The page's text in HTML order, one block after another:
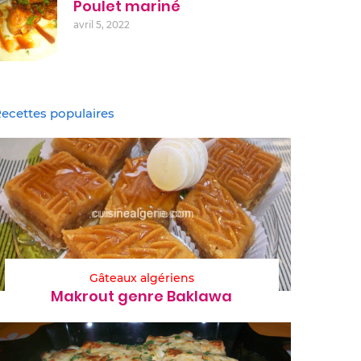
Poulet mariné
avril 5, 2022
populaires
Gâteaux algériens
Makrout genre Baklawa